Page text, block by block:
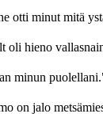
otti minut mitä
oli hieno
minun
on jalo